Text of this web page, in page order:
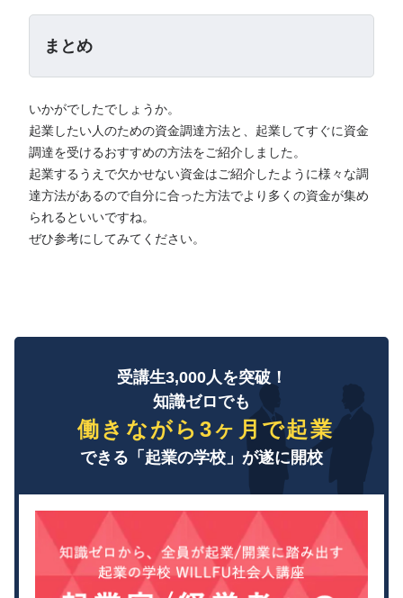
まとめ
いかがでしたでしょうか。
起業したい人のための資金調達方法と、起業してすぐに資金
調達を受けるおすすめの方法をご紹介しました。
起業するうえで欠かせない資金はご紹介したように様々な調
達方法があるので自分に合った方法でより多くの資金が集め
られるといいですね。
ぜひ参考にしてみてください。
受講生3,000人を突破！
知識ゼロでも
働きながら3ヶ月で起業
できる「起業の学校」が遂に開校